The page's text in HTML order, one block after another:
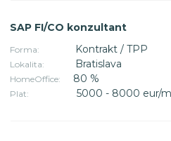
SAP FI/CO konzultant
Forma: Kontrakt / TPP
Lokalita: Bratislava
HomeOffice: 80 %
Plat: 5000 - 8000 eur/